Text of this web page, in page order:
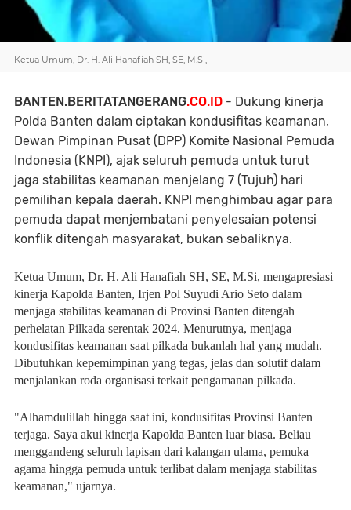
Ketua Umum, Dr. H. Ali Hanafiah SH, SE, M.Si,
BANTEN.BERITATANGERANG.CO.ID - Dukung kinerja
Polda Banten dalam ciptakan kondusifitas keamanan,
Dewan Pimpinan Pusat (DPP) Komite Nasional Pemuda
Indonesia (KNPI), ajak seluruh pemuda untuk turut
jaga stabilitas keamanan menjelang 7 (Tujuh) hari
pemilihan kepala daerah. KNPI menghimbau agar para
pemuda dapat menjembatani penyelesaian potensi
konflik ditengah masyarakat, bukan sebaliknya.
Ketua Umum, Dr. H. Ali Hanafiah SH, SE, M.Si, mengapresiasi
kinerja Kapolda Banten, Irjen Pol Suyudi Ario Seto dalam
menjaga stabilitas keamanan di Provinsi Banten ditengah
perhelatan Pilkada serentak 2024. Menurutnya, menjaga
kondusifitas keamanan saat pilkada bukanlah hal yang mudah.
Dibutuhkan kepemimpinan yang tegas, jelas dan solutif dalam
menjalankan roda organisasi terkait pengamanan pilkada.
"Alhamdulillah hingga saat ini, kondusifitas Provinsi Banten
terjaga. Saya akui kinerja Kapolda Banten luar biasa. Beliau
menggandeng seluruh lapisan dari kalangan ulama, pemuka
agama hingga pemuda untuk terlibat dalam menjaga stabilitas
keamanan," ujarnya.